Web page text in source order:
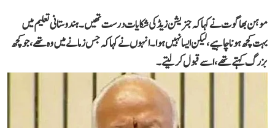
موہن بھاگوت نے کہاکہ جنریشن زیڈ کی شکایات درست تھیں۔ ہندوستانی تعلیم میں
بہت کچھ ہونا چاہیے، لیکن ایسا نہیں ہوا۔انہوں نے کہا کہ جس زمانے میں وہ تھے،جو کچھ
بزرگ کہتے تھے، اسے قبول کر لیتے۔